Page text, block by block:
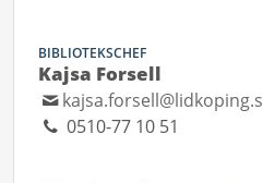
BIBLIOTEKSCHEF
Kajsa Forsell
0510-77 10 51